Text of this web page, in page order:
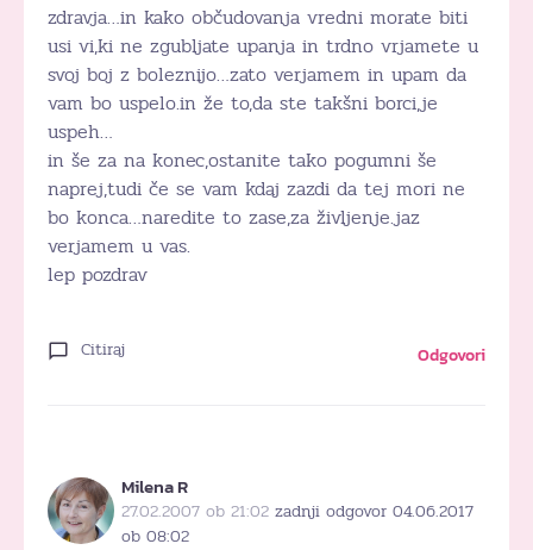
zdravja…in kako občudovanja vredni morate biti
usi vi,ki ne zgubljate upanja in trdno vrjamete u
svoj boj z boleznijo…zato verjamem in upam da
vam bo uspelo.in že to,da ste takšni borci,je
uspeh…
in še za na konec,ostanite tako pogumni še
naprej,tudi če se vam kdaj zazdi da tej mori ne
bo konca…naredite to zase,za življenje.jaz
verjamem u vas.
lep pozdrav
Citiraj Odgovori
Milena R
27.02.2007 ob 21:02 zadnji odgovor 04.06.2017
ob 08:02